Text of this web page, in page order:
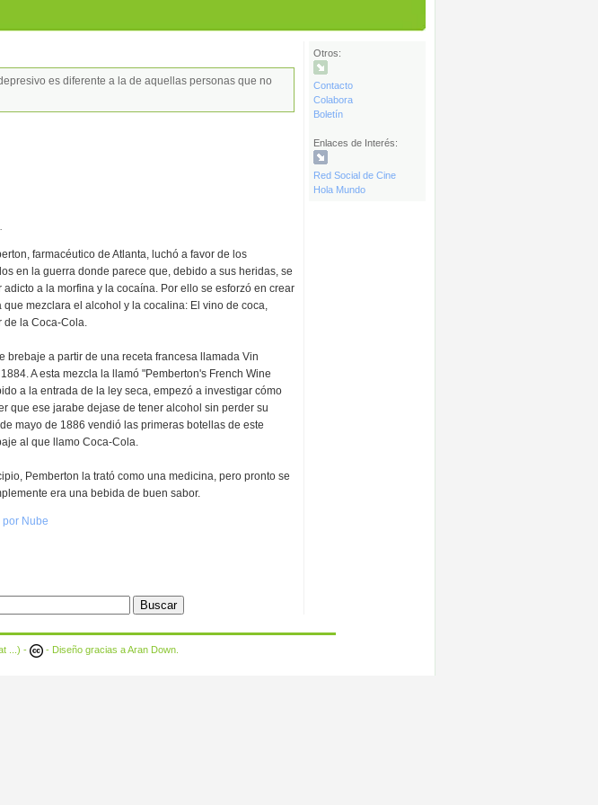
Otros:
Contacto
Colabora
Boletín
Enlaces de Interés:
Red Social de Cine
Hola Mundo
es diferente a la de aquellas personas que no
farmacéutico de Atlanta, luchó a favor de los
en la guerra donde parece que, debido a sus heridas, se
adicto a la morfina y la cocaína. Por ello se esforzó en crear
que mezclara el alcohol y la cocalina: El vino de coca,
de la Coca-Cola.
brebaje a partir de una receta francesa llamada Vin
A esta mezcla la llamó "Pemberton's French Wine
a la entrada de la ley seca, empezó a investigar cómo
que ese jarabe dejase de tener alcohol sin perder su
mayo de 1886 vendió las primeras botellas de este
al que llamo Coca-Cola.
Pemberton la trató como una medicina, pero pronto se
era una bebida de buen sabor.
por Nube
... ) - - Diseño gracias aAran Down